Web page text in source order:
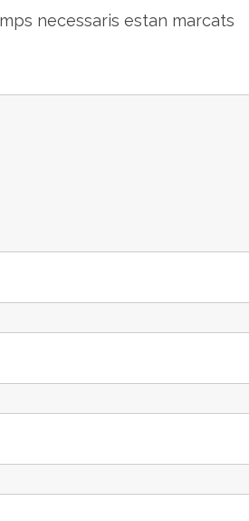
necessaris estan marcats